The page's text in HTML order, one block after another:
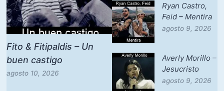
Fito & Fitipaldis – Un
buen castigo
agosto 10, 2026
Ryan Castro,
Feid – Mentira
agosto 9, 2026
Averly Morillo –
Jesucristo
agosto 9, 2026